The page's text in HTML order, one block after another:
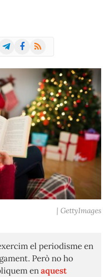
TelegramFacebook
RSS
| GettyImages
el periodisme en
Però no ho
enaquest